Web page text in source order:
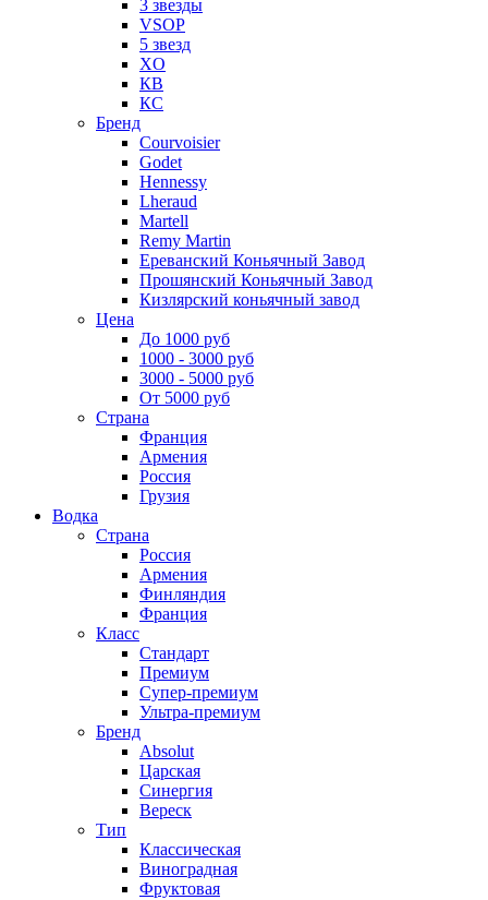
3 звезды
VSOP
5 звезд
XO
КВ
КС
Бренд
Courvoisier
Godet
Hennessy
Lheraud
Martell
Remy Martin
Ереванский Коньячный Завод
Прошянский Коньячный Завод
Кизлярский коньячный завод
Цена
До 1000 руб
1000 - 3000 руб
3000 - 5000 руб
От 5000 руб
Страна
Франция
Армения
Россия
Грузия
Водка
Страна
Россия
Армения
Финляндия
Франция
Класс
Стандарт
Премиум
Супер-премиум
Ультра-премиум
Бренд
Absolut
Царская
Синергия
Вереск
Тип
Классическая
Виноградная
Фруктовая